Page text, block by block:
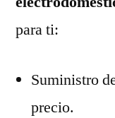
para ti:
Suministro
precio.